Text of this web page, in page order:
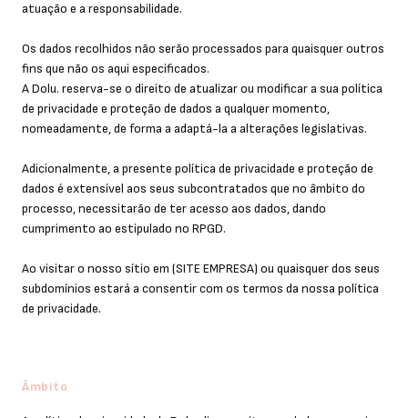
atuação e a responsabilidade.
Os dados recolhidos não serão processados para quaisquer outros
fins que não os aqui especificados.
A Dolu. reserva-se o direito de atualizar ou modificar a sua política
de privacidade e proteção de dados a qualquer momento,
nomeadamente, de forma a adaptá-la a alterações legislativas.
Adicionalmente, a presente política de privacidade e proteção de
dados é extensível aos seus subcontratados que no âmbito do
processo, necessitarão de ter acesso aos dados, dando
cumprimento ao estipulado no RPGD.
Ao visitar o nosso sítio em (SITE EMPRESA) ou quaisquer dos seus
subdomínios estará a consentir com os termos da nossa política
de privacidade.
Âmbito